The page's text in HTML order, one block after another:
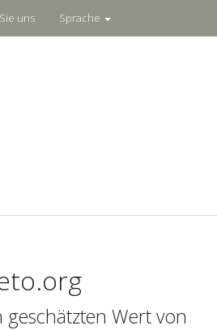
uns Sprache
geschätzten Wert von